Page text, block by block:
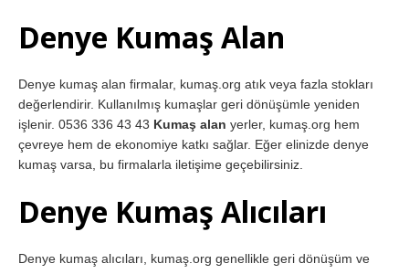
Denye Kumaş Alan
Denye kumaş alan firmalar, kumaş.org atık veya fazla stokları
değerlendirir. Kullanılmış kumaşlar geri dönüşümle yeniden
işlenir. 0536 336 43 43 Kumaş alan yerler, kumaş.org hem
çevreye hem de ekonomiye katkı sağlar. Eğer elinizde denye
kumaş varsa, bu firmalarla iletişime geçebilirsiniz.
Denye Kumaş Alıcıları
Denye kumaş alıcıları, kumaş.org genellikle geri dönüşüm ve